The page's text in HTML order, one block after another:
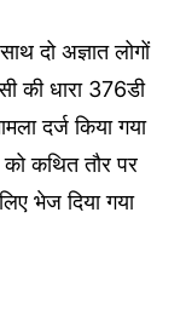
दो अज्ञात लोगों
की धारा 376डी
दर्ज किया गया
कथित तौर पर
भेज दिया गया